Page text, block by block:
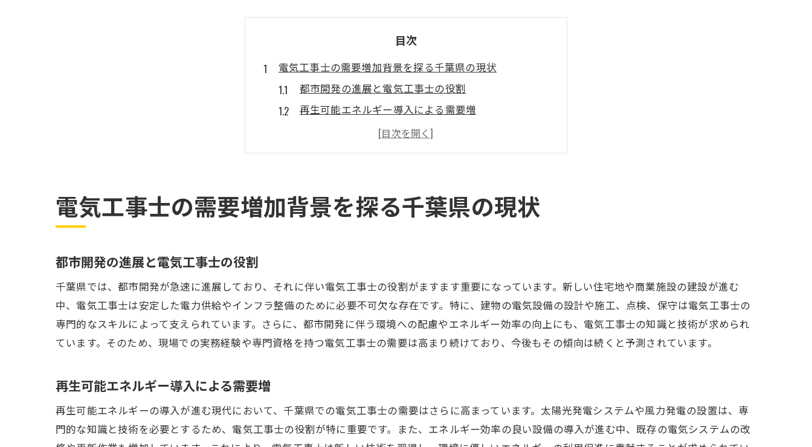
目次
電気工事士の需要増加背景を探る千葉県の現状
都市開発の進展と電気工事士の役割
再生可能エネルギー導入による需要増
千葉県の人口増加がもたらす影響
インフラ老朽化と更新の必要性
地域特性と電気工事士の必要性
電気工事士のスキルで千葉県の都市開発を支える
設備安全基準の強化と電気工事士
省エネ技術の普及と専門技術の必要性
持続可能な都市開発への貢献
地域社会における電気工事士の役割
風力発電導入の進展と課題
地域密着型のエネルギー解決策
電気工事士の需要増加背景を探る千葉県の現状
都市開発の進展と電気工事士の役割
千葉県では、都市開発が急速に進展しており、それに伴い電気工事士の役割がますます重要になっています。新しい住宅地や商業施設の建設が進む
中、電気工事士は安定した電力供給やインフラ整備のために必要不可欠な存在です。特に、建物の電気設備の設計や施工、点検、保守は電気工事士の
専門的なスキルによって支えられています。さらに、都市開発に伴う環境への配慮やエネルギー効率の向上にも、電気工事士の知識と技術が求められ
ています。そのため、現場での実務経験や専門資格を持つ電気工事士の需要は高まり続けており、今後もその傾向は続くと予測されています。
再生可能エネルギー導入による需要増
再生可能エネルギーの導入が進む現代において、千葉県での電気工事士の需要はさらに高まっています。太陽光発電システムや風力発電の設置は、専
門的な知識と技術を必要とするため、電気工事士の役割が特に重要です。また、エネルギー効率の良い設備の導入が進む中、既存の電気システムの改